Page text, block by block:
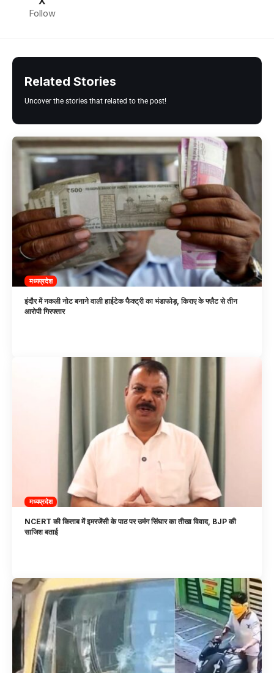
Follow
Related Stories
Uncover the stories that related to the post!
मध्यप्रदेश
इंदौर में नकली नोट बनाने वाली हाईटेक फैक्ट्री का भंडाफोड़, किराए के फ्लैट से तीन
आरोपी गिरफ्तार
मध्यप्रदेश
NCERT की किताब में इमरजेंसी के पाठ पर उमंग सिंघार का तीखा विवाद, BJP की
साजिश बताई